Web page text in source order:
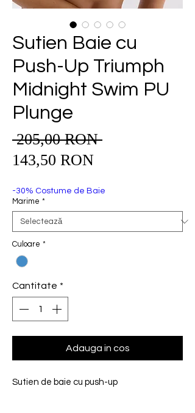
Sutien Baie cu
Push-Up Triumph
Midnight Swim PU
Plunge
205,00 RON Preț
143,50 RONPreț
-30% Costume de Baie
Marime *
Culoare *
Cantitate *
Adauga in cos
Sutien de baie cu push-up